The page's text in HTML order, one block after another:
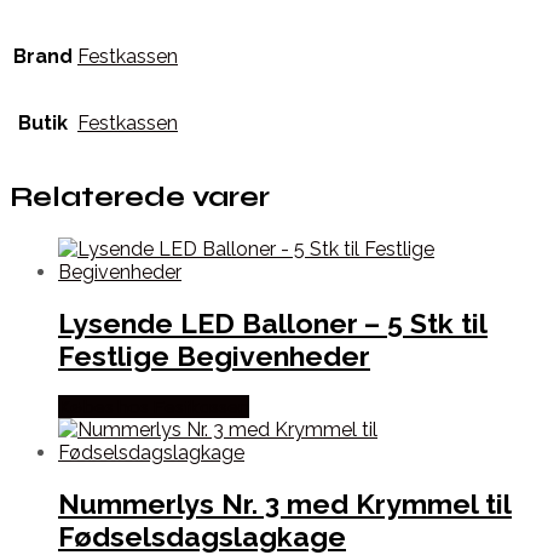
Brand Festkassen
Butik Festkassen
Relaterede varer
Lysende LED Balloner – 5 Stk til
Festlige Begivenheder
Nummerlys Nr. 3 med Krymmel til
Fødselsdagslagkage